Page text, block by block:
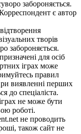
забороняється.
є автор
творів
забороняється.
для осіб
іграх може
правил
виявленні перших
до спеціаліста.
не може бути
роботі.
не проводить
також сайт не